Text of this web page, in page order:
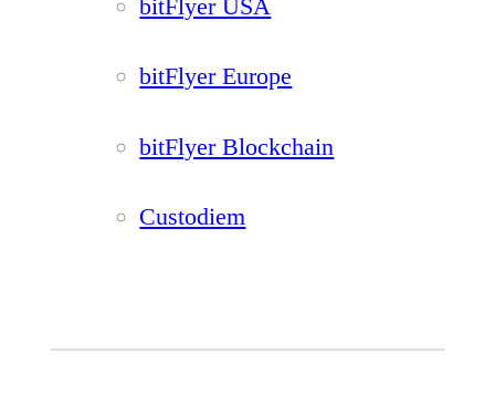
bitFlyer USA
bitFlyer Europe
bitFlyer Blockchain
Custodiem